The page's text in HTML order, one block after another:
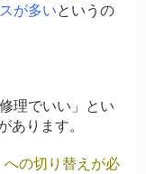
が多いというの
理でいい」とい
あります。
の切り替えが必